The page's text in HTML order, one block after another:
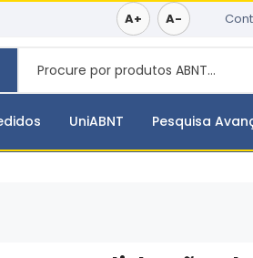
A+ A-
UniABNT Pesquisa